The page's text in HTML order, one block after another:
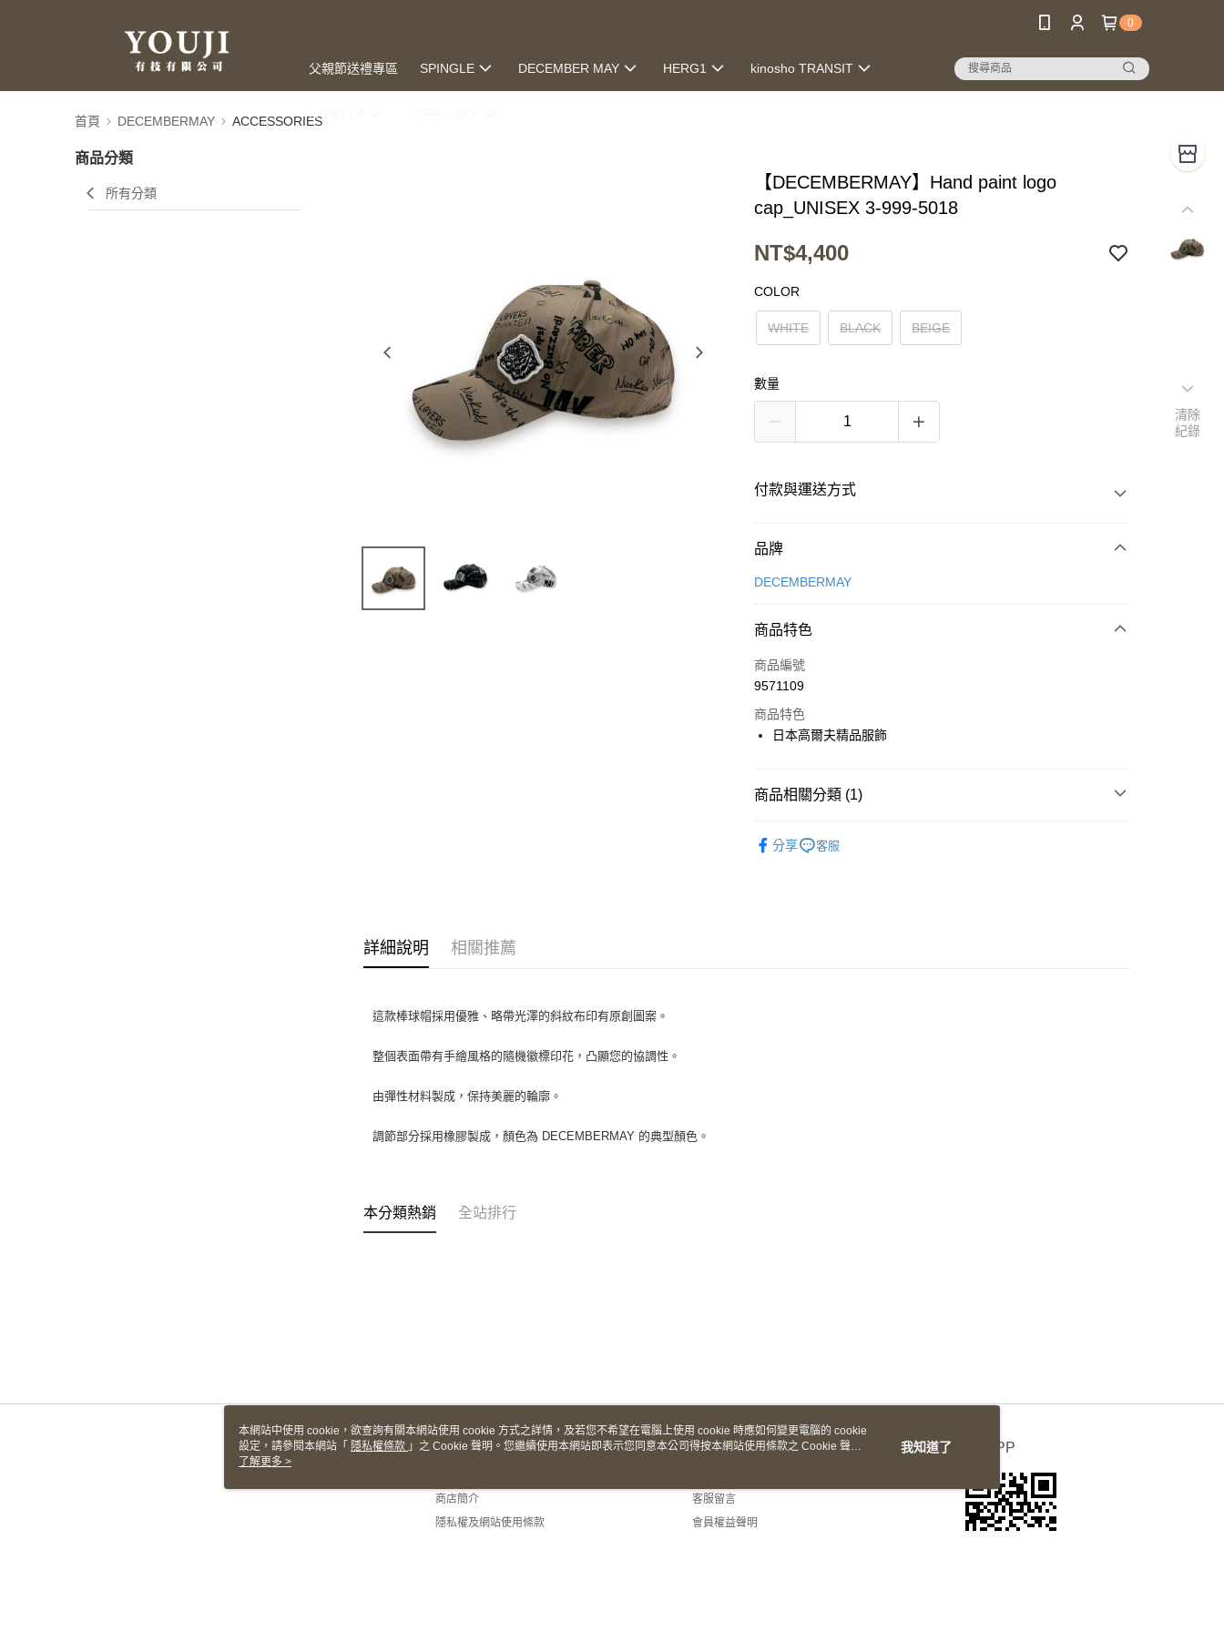
0
父親節送禮專區 SPINGLE DECEMBER MAY HERG1 kinosho TRANSIT
LAHELLA
首頁 DECEMBERMAY ACCESSORIES
商品分類
所有分類
【DECEMBERMAY】Hand paint logo
cap_UNISEX 3-999-5018
NT$4,400
COLOR
WHITE BLACK BEIGE
數量
付款與運送方式
付款方式
信用卡一次付款
全盈+PAY
運送方式
每筆NT$60
每筆NT$60
品牌
DECEMBERMAY
商品特色
商品編號
9571109
商品特色
日本高爾夫精品服飾
商品相關分類 (1)
分享
客服
詳細說明 相關推薦
這款棒球帽採用優雅、略帶光澤的斜紋布印有原創圖案。
整個表面帶有手繪風格的隨機徽標印花，凸顯您的協調性。
由彈性材料製成，保持美麗的輪廓。
調節部分採用橡膠製成，顏色為 DECEMBERMAY 的典型顏色。
本分類熱銷 全站排行
關於我們
商店簡介
隱私權及網站使用條款
客服資訊
客服留言
會員權益聲明
官方APP
清除
紀錄
本網站中使用 cookie，欲查詢有關本網站使用 cookie 方式之詳情，及若您不希望在電腦上使用 cookie 時應如何變更電腦的 cookie
設定，請參閱本網站「 隱私權條款 」之 Cookie 聲明。您繼續使用本網站即表示您同意本公司得按本網站使用條款之 Cookie 聲明
使用 cookie。
了解更多 >
我知道了